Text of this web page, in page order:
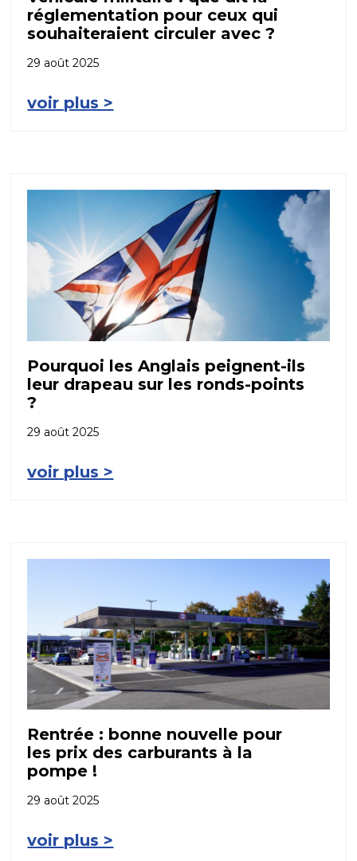
réglementation pour ceux qui
souhaiteraient circuler avec ?
29 août 2025
voir plus >
Pourquoi les Anglais peignent-ils
leur drapeau sur les ronds-points
?
29 août 2025
voir plus >
Rentrée : bonne nouvelle pour
les prix des carburants à la
pompe !
29 août 2025
voir plus >